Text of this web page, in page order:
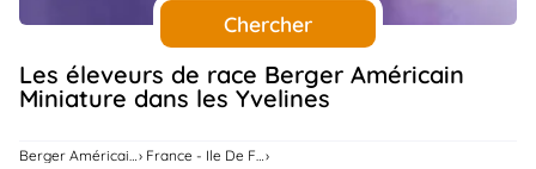
Chiens
Services
Chercher
Les éleveurs de race Berger Américain
Miniature dans les Yvelines
Berger Américain Miniature France - Ile De France